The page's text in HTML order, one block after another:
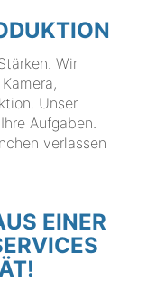
Wir
Unser
Aufgaben.
verlassen
EINER